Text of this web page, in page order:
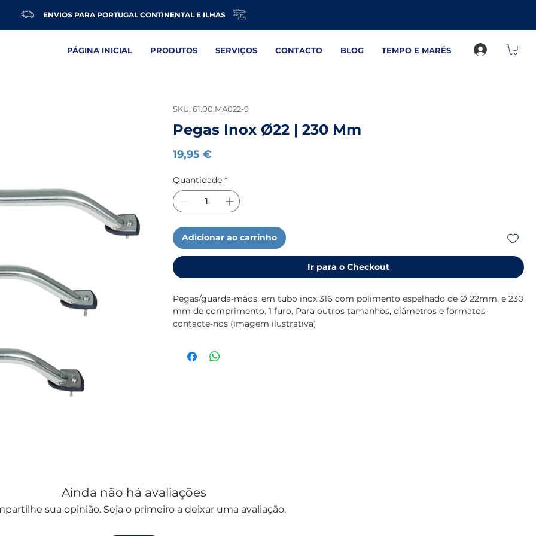
ENVIOS PARA PORTUGAL CONTINENTAL E ILHAS
PÁGINA INICIAL PRODUTOS SERVIÇOS CONTACTO BLOG TEMPO E MARÉS
SKU: 61.00.MA022-9
Pegas Inox Ø22 | 230 Mm
19,95 €
Quantidade *
Adicionar ao carrinho
Ir para o Checkout
Pegas/guarda-mãos, em tubo inox 316 com polimento espelhado de Ø 22mm, e 230
mm de comprimento. 1 furo. Para outros tamanhos, diâmetros e formatos
contacte-nos (imagem ilustrativa)
Ainda não há avaliações
sua opinião. Seja o primeiro a deixar uma avaliação.